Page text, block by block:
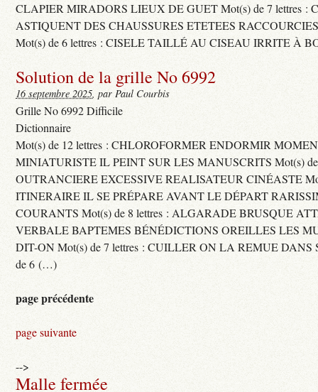
CLAPIER MIRADORS LIEUX DE GUET Mot(s) de 7 lettres :
ASTIQUENT DES CHAUSSURES ETETEES
Mot(s) de 6 lettres : CISELE TAILLÉ AU CISEAU IRRITE À
Solution de la grille No 6992
16 septembre 2025, par Paul Courbis
Grille No 6992 Difficile
Dictionnaire
Mot(s) de 12 lettres : CHLOROFORMER ENDORMIR
MINIATURISTE IL PEINT SUR LES MANUSCRITS Mot(s) de
OUTRANCIERE EXCESSIVE REALISATEUR CINÉASTE
ITINERAIRE IL SE PRÉPARE AVANT LE DÉPART
COURANTS Mot(s) de 8 lettres : ALGARADE BRUSQUE
VERBALE BAPTEMES BÉNÉDICTIONS OREILLES LES
DIT-ON Mot(s) de 7 lettres : CUILLER ON LA REMUE DANS
de 6 (…)
page précédente
page suivante
-->
Malle fermée